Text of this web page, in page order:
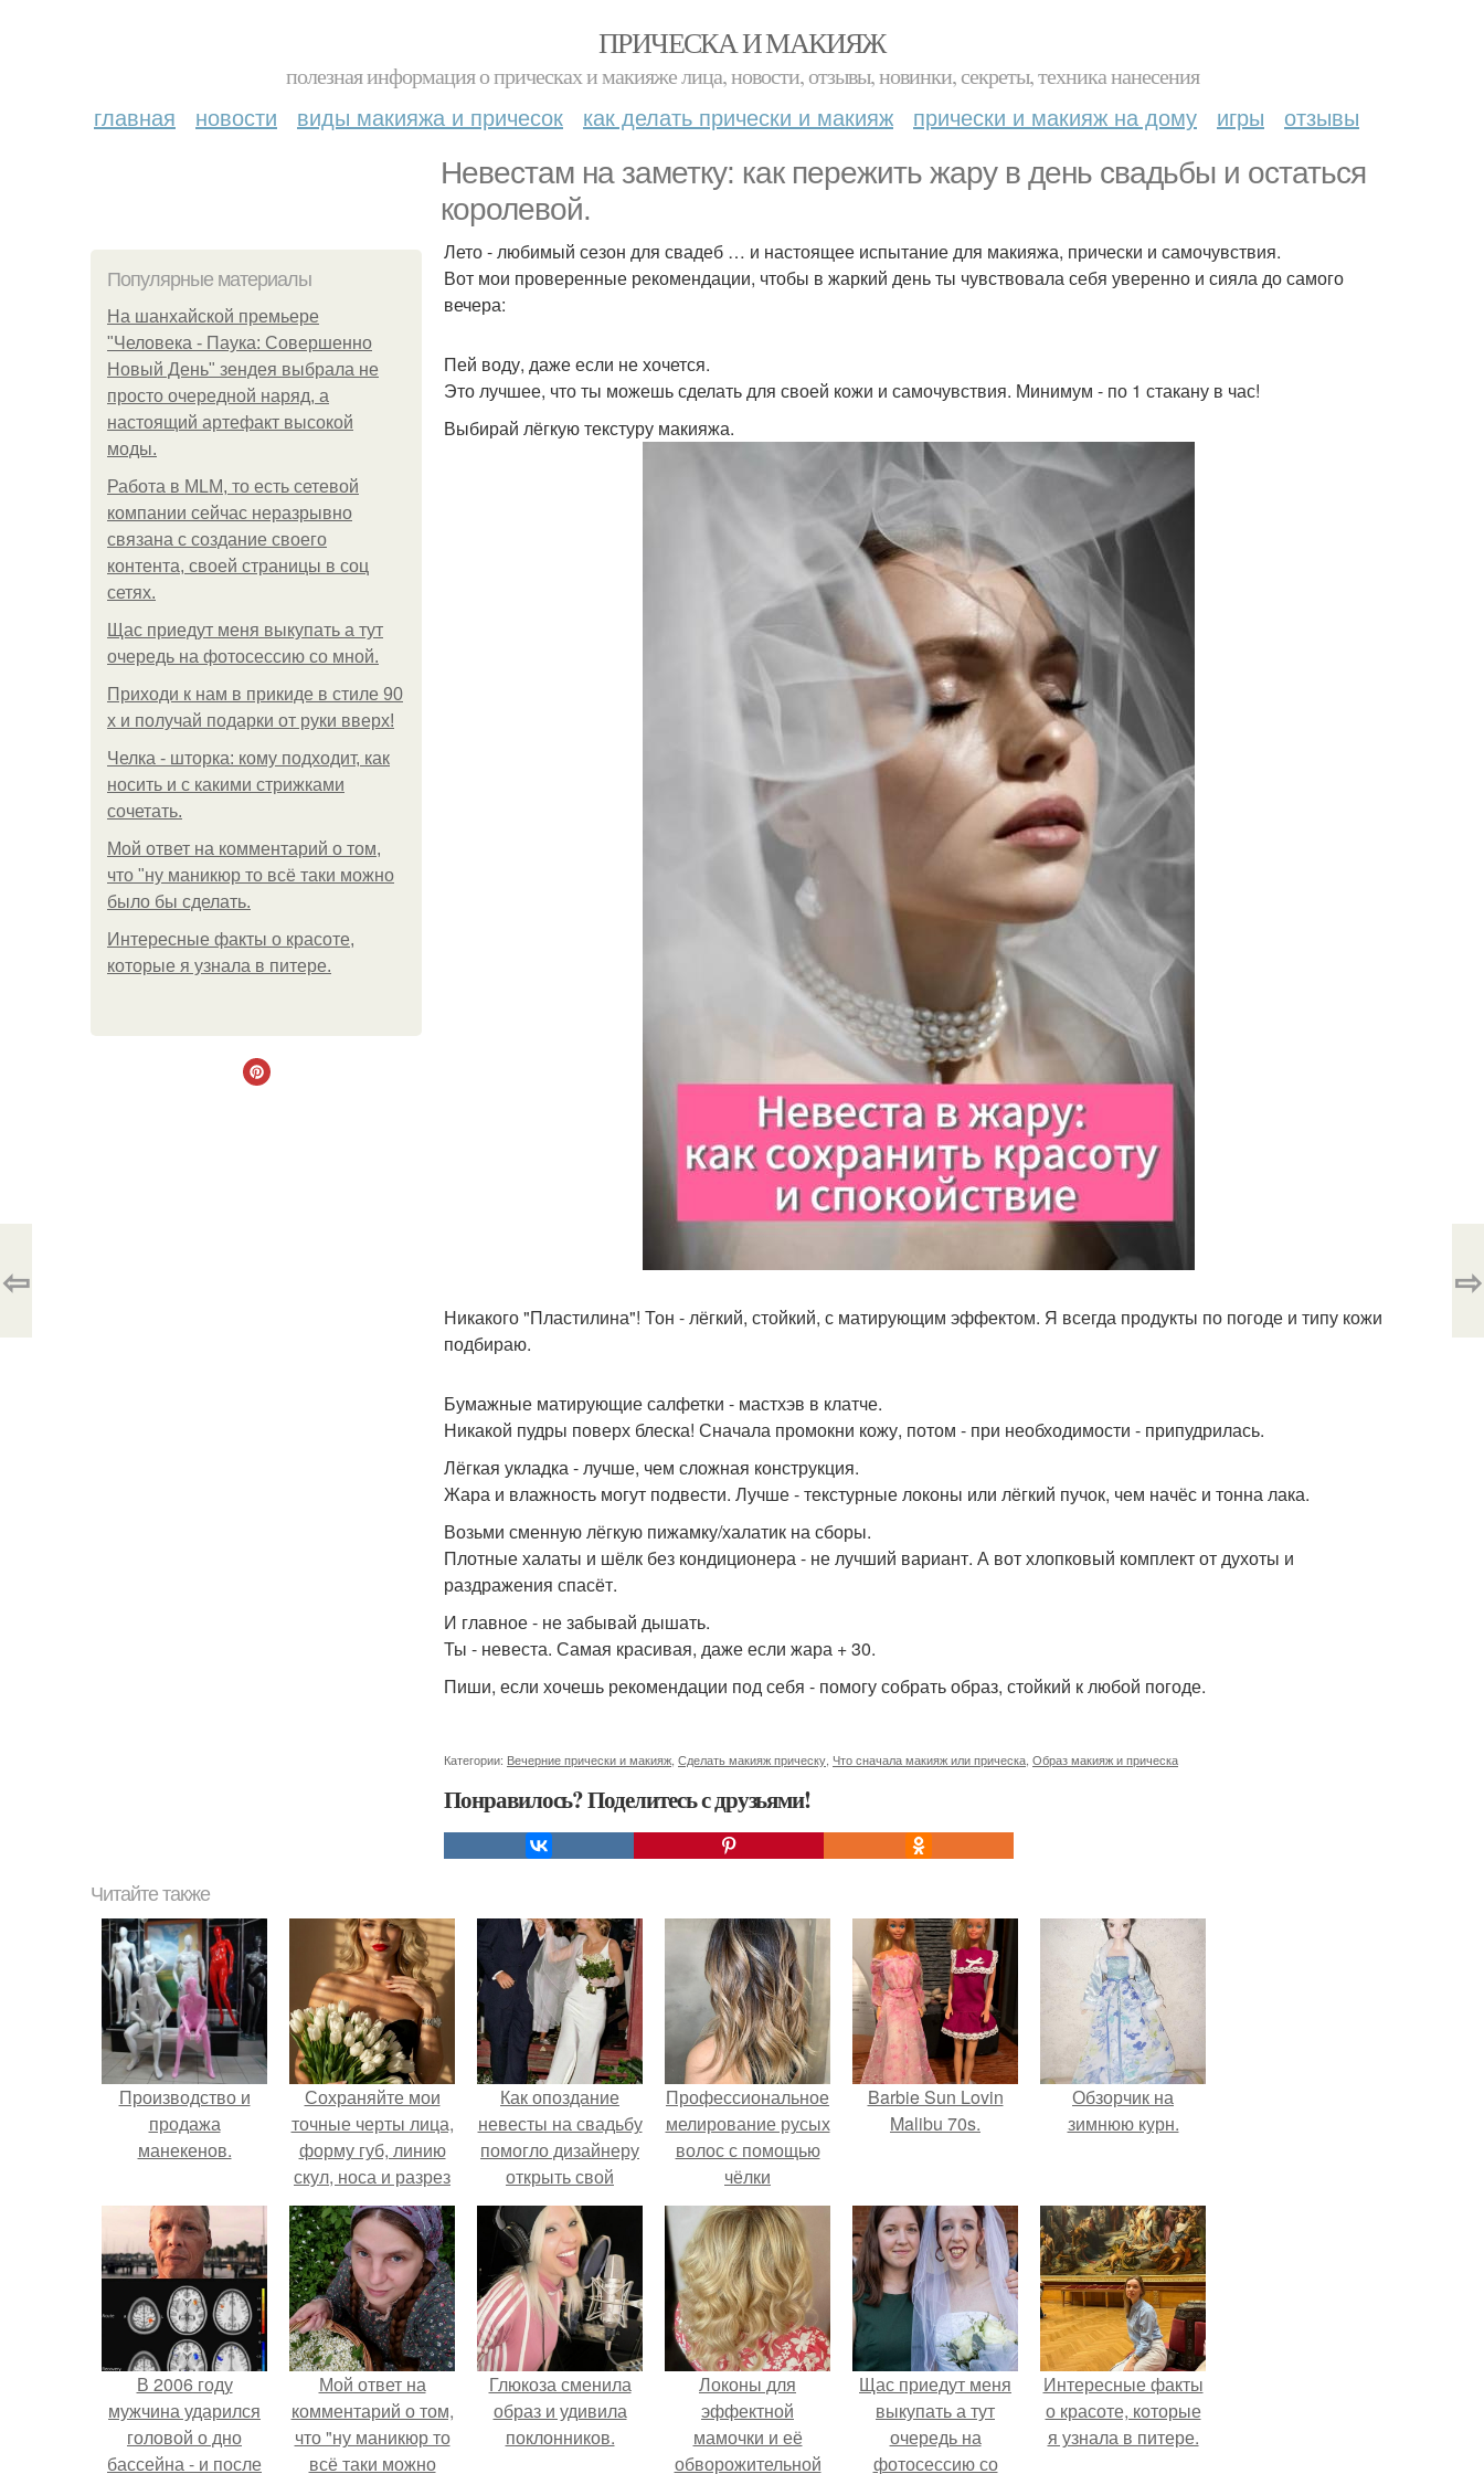
ПРИЧЕСКА И МАКИЯЖ
полезная информация о прическах и макияже лица, новости, отзывы, новинки, секреты, техника нанесения
главная новости виды макияжа и причесок как делать прически и макияж прически и макияж на дому игры отзывы
Невестам на заметку: как пережить жару в день свадьбы и остаться
королевой.
Популярные материалы
На шанхайской премьере
"Человека - Паука: Совершенно
Новый День" зендея выбрала не
просто очередной наряд, а
настоящий артефакт высокой
моды.
Работа в MLM, то есть сетевой
компании сейчас неразрывно
связана с создание своего
контента, своей страницы в соц
сетях.
Щас приедут меня выкупать а тут
очередь на фотосессию со мной.
Приходи к нам в прикиде в стиле 90
х и получай подарки от руки вверх!
Челка - шторка: кому подходит, как
носить и с какими стрижками
сочетать.
Мой ответ на комментарий о том,
что "ну маникюр то всё таки можно
было бы сделать.
Интересные факты о красоте,
которые я узнала в питере.
Лето - любимый сезон для свадеб … и настоящее испытание для макияжа, прически и самочувствия.
Вот мои проверенные рекомендации, чтобы в жаркий день ты чувствовала себя уверенно и сияла до самого
вечера:
Пей воду, даже если не хочется.
Это лучшее, что ты можешь сделать для своей кожи и самочувствия. Минимум - по 1 стакану в час!
Выбирай лёгкую текстуру макияжа.
Никакого "Пластилина"! Тон - лёгкий, стойкий, с матирующим эффектом. Я всегда продукты по погоде и типу кожи
подбираю.
Бумажные матирующие салфетки - мастхэв в клатче.
Никакой пудры поверх блеска! Сначала промокни кожу, потом - при необходимости - припудрилась.
Лёгкая укладка - лучше, чем сложная конструкция.
Жара и влажность могут подвести. Лучше - текстурные локоны или лёгкий пучок, чем начёс и тонна лака.
Возьми сменную лёгкую пижамку/халатик на сборы.
Плотные халаты и шёлк без кондиционера - не лучший вариант. А вот хлопковый комплект от духоты и
раздражения спасёт.
И главное - не забывай дышать.
Ты - невеста. Самая красивая, даже если жара + 30.
Пиши, если хочешь рекомендации под себя - помогу собрать образ, стойкий к любой погоде.
Категории: Вечерние прически и макияж Сделать макияж прическу Что сначала макияж или прическа Образ макияж и прическа
Понравилось? Поделитесь с друзьями!
⇦ ⇨
Читайте также
Производство и
продажа
манекенов.
Сохраняйте мои
точные черты лица,
форму губ, линию
скул, носа и разрез
глаз.
Как опоздание
невесты на свадьбу
помогло дизайнеру
открыть свой
бренд.
Профессиональное
мелирование русых
волос с помощью
чёлки
Barbie Sun Lovin
Malibu 70s.
Обзорчик на
зимнюю курн.
В 2006 году
мужчина ударился
головой о дно
бассейна - и после
Мой ответ на
комментарий о том,
что "ну маникюр то
всё таки можно
Глюкоза сменила
образ и удивила
поклонников.
Локоны для
эффектной
мамочки и её
обворожительной
Щас приедут меня
выкупать а тут
очередь на
фотосессию со
Интересные факты
о красоте, которые
я узнала в питере.